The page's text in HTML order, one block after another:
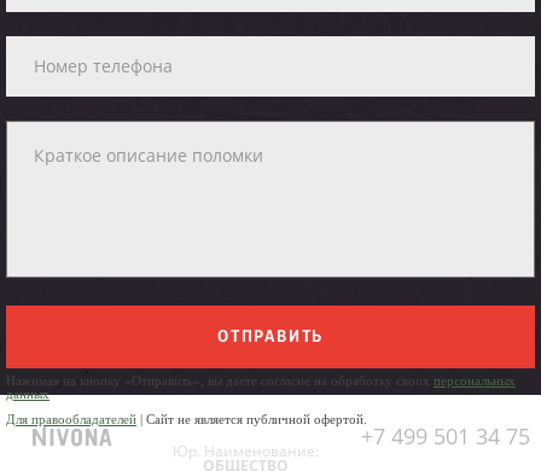
ОТПРАВИТЬ
Нажимая на кнопку «Отправить», вы даете согласие на обработку своих персональных
данных
Для правообладателей | Сайт не является публичной офертой.
+7 499 501 34 75
Юр. Наименование:
ОБЩЕСТВО